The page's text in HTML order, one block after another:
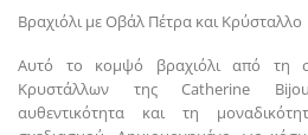
Βραχιόλι με Οβάλ Πέτρα και Κρύσταλλο
Αυτό το κομψό βραχιόλι από τη
Κρυστάλλων της Catherine
αυθεντικότητα και τη